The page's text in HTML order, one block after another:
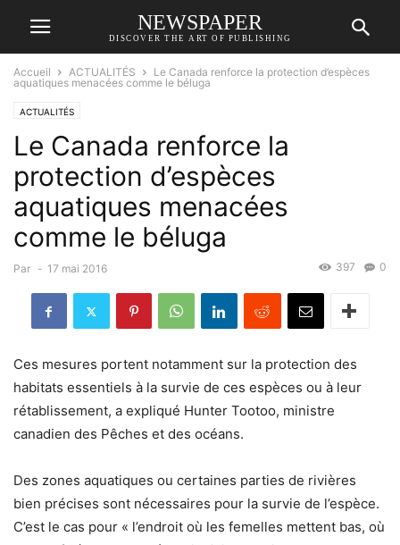
NEWSPAPER
DISCOVER THE ART OF PUBLISHING
Accueil ACTUALITÉS
Le Canada renforce la protection d’espèces
aquatiques menacées comme le béluga
ACTUALITÉS
Le Canada renforce la
protection d’espèces
aquatiques menacées
comme le béluga
Par - 17 mai 2016 0
397
Ces mesures portent notamment sur la protection des
habitats essentiels à la survie de ces espèces ou à leur
rétablissement, a expliqué Hunter Tootoo, ministre
canadien des Pêches et des océans.
Des zones aquatiques ou certaines parties de rivières
bien précises sont nécessaires pour la survie de l’espèce.
C’est le cas pour « l’endroit où les femelles mettent bas, où